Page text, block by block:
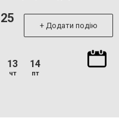
+ Додати подію
13
чт
14
пт